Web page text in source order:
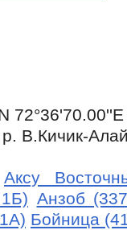
72°36'70.00''E
В.Кичик-
Аксу
Анзоб
Бойница